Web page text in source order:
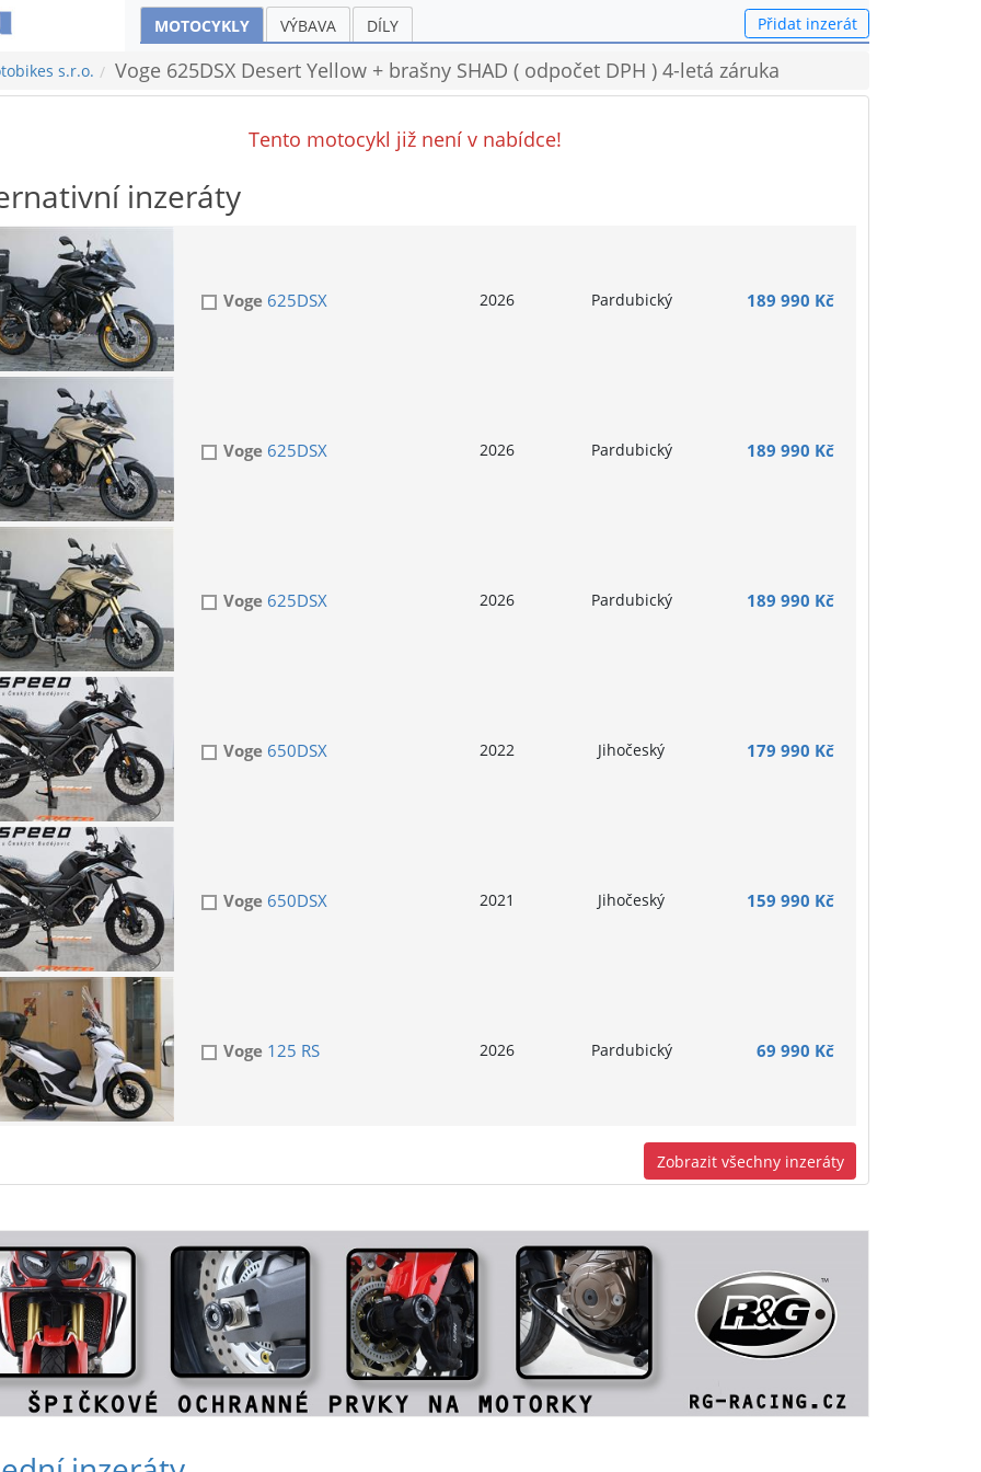
MOTOCYKLY VÝBAVA DÍLY Přidat inzerát
s.r.o. Voge 625DSX Desert Yellow + brašny SHAD ( odpočet DPH ) 4-letá záruka
Tento motocykl již není v nabídce!
inzeráty
Voge625DSX 2026 Pardubický 189 990 Kč
Voge625DSX 2026 Pardubický 189 990 Kč
Voge625DSX 2026 Pardubický 189 990 Kč
Voge650DSX 2022 Jihočeský 179 990 Kč
Voge650DSX 2021 Jihočeský 159 990 Kč
Voge125 RS 2026 Pardubický 69 990 Kč
Zobrazit všechny inzeráty